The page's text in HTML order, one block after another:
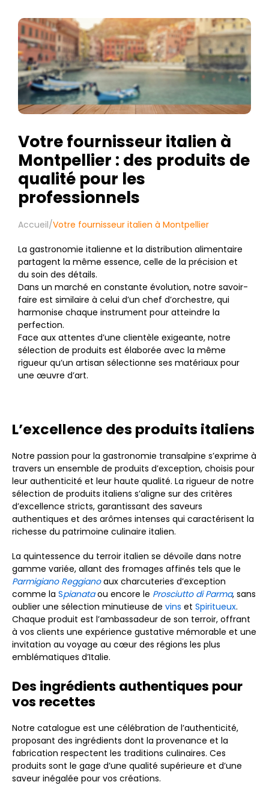
Votre fournisseur italien à
Montpellier : des produits de
qualité pour les
professionnels
Accueil/Votre fournisseur italien à Montpellier
La gastronomie italienne et la distribution alimentaire
partagent la même essence, celle de la précision et
du soin des détails.
Dans un marché en constante évolution, notre savoir-
faire est similaire à celui d’un chef d’orchestre, qui
harmonise chaque instrument pour atteindre la
perfection.
Face aux attentes d’une clientèle exigeante, notre
sélection de produits est élaborée avec la même
rigueur qu’un artisan sélectionne ses matériaux pour
une œuvre d’art.
L’excellence des produits italiens
Notre passion pour la gastronomie transalpine s’exprime à
travers un ensemble de produits d’exception, choisis pour
leur authenticité et leur haute qualité. La rigueur de notre
sélection de produits italiens s’aligne sur des critères
d’excellence stricts, garantissant des saveurs
authentiques et des arômes intenses qui caractérisent la
richesse du patrimoine culinaire italien.
La quintessence du terroir italien se dévoile dans notre
gamme variée, allant des fromages affinés tels que le
Parmigiano Reggiano aux charcuteries d’exception
comme la Spianataou encore le Prosciutto di Parma, sans
oublier une sélection minutieuse de vins et Spiritueux.
Chaque produit est l’ambassadeur de son terroir, offrant
à vos clients une expérience gustative mémorable et une
invitation au voyage au cœur des régions les plus
emblématiques d’Italie.
Des ingrédients authentiques pour
vos recettes
Notre catalogue est une célébration de l’authenticité,
proposant des ingrédients dont la provenance et la
fabrication respectent les traditions culinaires. Ces
produits sont le gage d’une qualité supérieure et d’une
saveur inégalée pour vos créations.